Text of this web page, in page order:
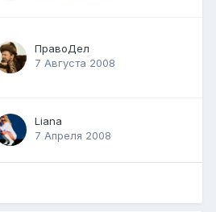
ПравоДел
7 Августа 2008
Liana
7 Апреля 2008